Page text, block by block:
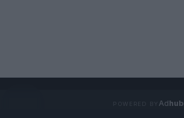
Adhub